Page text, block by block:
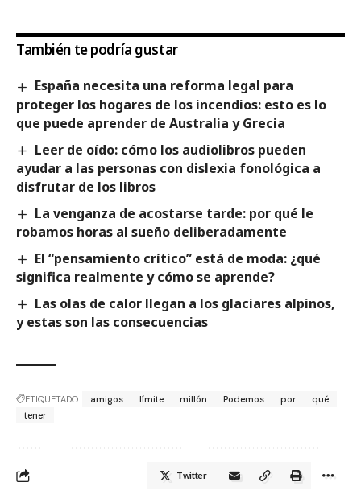
También te podría gustar
España necesita una reforma legal para
proteger los hogares de los incendios: esto es lo
que puede aprender de Australia y Grecia
Leer de oído: cómo los audiolibros pueden
ayudar a las personas con dislexia fonológica a
disfrutar de los libros
La venganza de acostarse tarde: por qué le
robamos horas al sueño deliberadamente
El “pensamiento crítico” está de moda: ¿qué
significa realmente y cómo se aprende?
Las olas de calor llegan a los glaciares alpinos,
y estas son las consecuencias
ETIQUETADO: amigos límite millón Podemos por
qué
tener
Twitter